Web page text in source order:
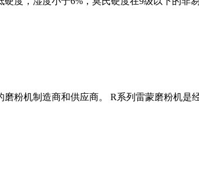
粉机制造商和供应商。 R系列雷蒙磨粉机